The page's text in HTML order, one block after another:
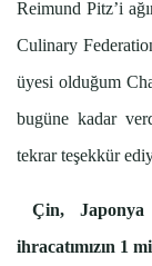
Reimund Pitz’i
Culinary
üyesi olduğum
bugüne kadar
tekrar teşekkür
Çin,
ihracatımızın 1